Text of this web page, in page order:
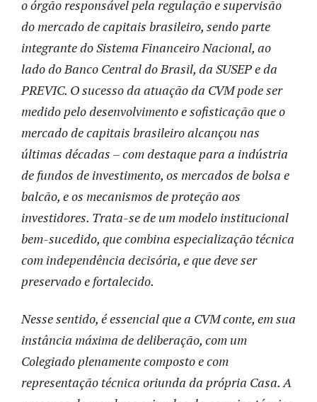
o órgão responsável pela regulação e supervisão
do mercado de capitais brasileiro, sendo parte
integrante do Sistema Financeiro Nacional, ao
lado do Banco Central do Brasil, da SUSEP e da
PREVIC. O sucesso da atuação da CVM pode ser
medido pelo desenvolvimento e sofisticação que o
mercado de capitais brasileiro alcançou nas
últimas décadas – com destaque para a indústria
de fundos de investimento, os mercados de bolsa e
balcão, e os mecanismos de proteção aos
investidores. Trata-se de um modelo institucional
bem-sucedido, que combina especialização técnica
com independência decisória, e que deve ser
preservado e fortalecido.
Nesse sentido, é essencial que a CVM conte, em sua
instância máxima de deliberação, com um
Colegiado plenamente composto e com
representação técnica oriunda da própria Casa. A